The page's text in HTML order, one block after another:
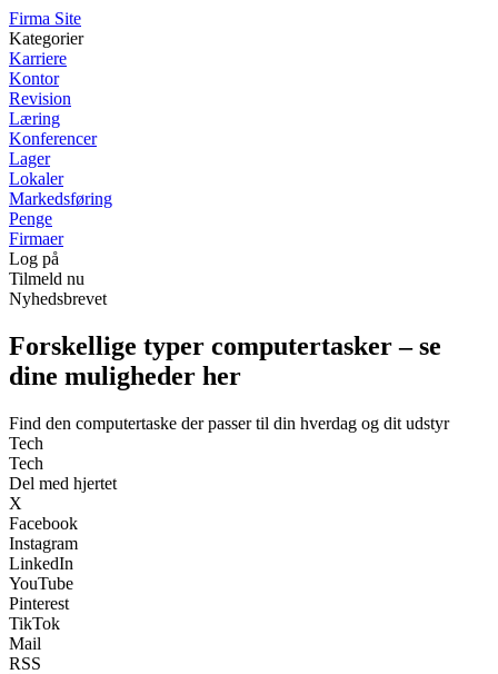
Firma Site
Kategorier
Karriere
Kontor
Revision
Læring
Konferencer
Lager
Lokaler
Markedsføring
Penge
Firmaer
Log på
Tilmeld nu
Nyhedsbrevet
Forskellige typer computertasker – se
dine muligheder her
Find den computertaske der passer til din hverdag og dit udstyr
Tech
Tech
Del med hjertet
X
Facebook
Instagram
LinkedIn
YouTube
Pinterest
TikTok
Mail
RSS